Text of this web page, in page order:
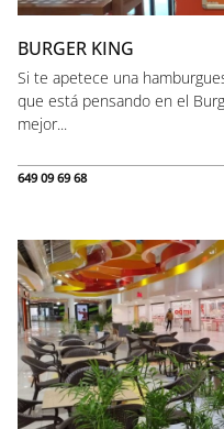
BURGER KING
Si te apetece una
que está pensando en el
mejor...
649 09 69 68